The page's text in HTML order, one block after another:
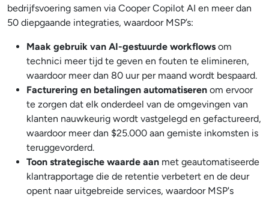
bedrijfsvoering samen via Cooper Copilot AI en meer dan
50 diepgaande integraties, waardoor MSP’s:
Maak gebruik van AI-gestuurde workflows om
technici meer tijd te geven en fouten te elimineren,
waardoor meer dan 80 uur per maand wordt bespaard.
Facturering en betalingen automatiseren om ervoor
te zorgen dat elk onderdeel van de omgevingen van
klanten nauwkeurig wordt vastgelegd en gefactureerd,
waardoor meer dan $25.000 aan gemiste inkomsten is
teruggevorderd.
Toon strategische waarde aan met geautomatiseerde
klantrapportage die de retentie verbetert en de deur
opent naar uitgebreide services, waardoor MSP's